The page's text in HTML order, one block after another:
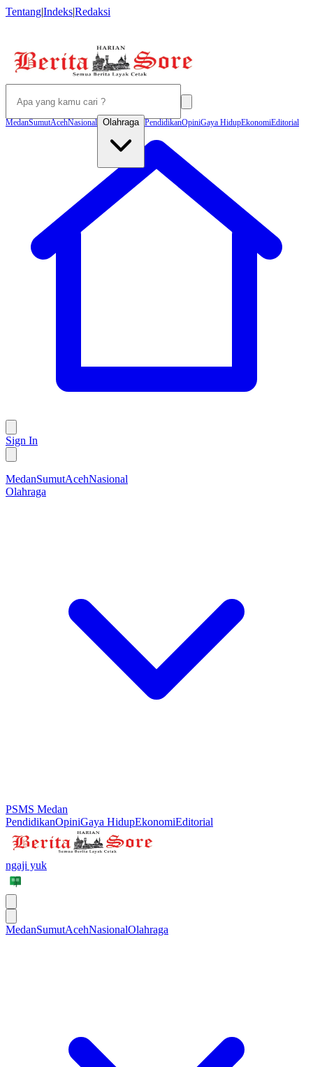
Tentang|Indeks|Redaksi
MedanSumutAcehNasional Olahraga PendidikanOpiniGaya HidupEkonomiEditorial
Sign In
MedanSumutAcehNasional
Olahraga
PSMS Medan
PendidikanOpiniGaya HidupEkonomiEditorial
ngaji yuk
MedanSumutAcehNasionalOlahraga